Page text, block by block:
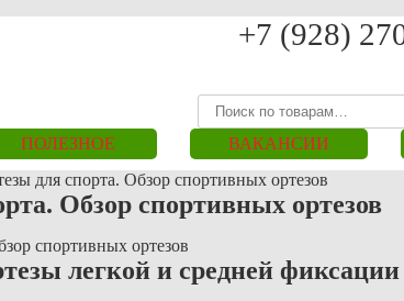
+7 (928)
ПОЛЕЗНОЕ ВАКАНСИИ
для спорта. Обзор спортивных ортезов
Обзор спортивных ортезов
легкой и средней фиксации